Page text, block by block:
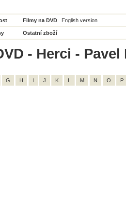
Filmy na DVD English version
Ostatní zboží
- Herci -
G H I J K L M N O P